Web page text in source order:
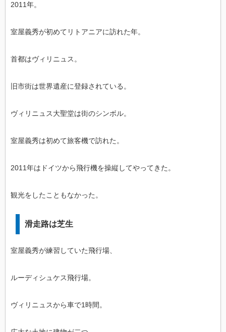
2011年。
室屋義秀が初めてリトアニアに訪れた年。
首都はヴィリニュス。
旧市街は世界遺産に登録されている。
ヴィリニュス大聖堂は街のシンボル。
室屋義秀は初めて旅客機で訪れた。
2011年はドイツから飛行機を操縦してやってきた。
観光をしたこともなかった。
滑走路は芝生
室屋義秀が練習していた飛行場、
ルーディシュケス飛行場。
ヴィリニュスから車で1時間。